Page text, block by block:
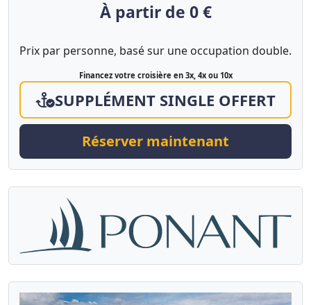
À partir de 0 €
Prix par personne, basé sur une occupation double.
Financez votre croisière en 3x, 4x ou 10x
SUPPLÉMENT SINGLE OFFERT
Réserver maintenant